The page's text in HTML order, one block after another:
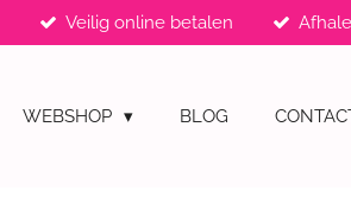
Veilig online betalen
WEBSHOP BLOG